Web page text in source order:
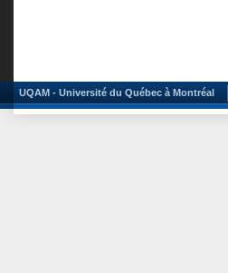
UQAM - Université du Québec à Montréal